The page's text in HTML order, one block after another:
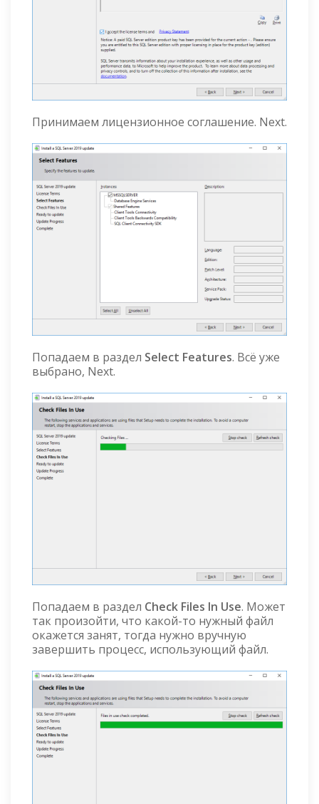
Принимаем лицензионное соглашение. Next.
Попадаем в раздел Select Features. Всё уже
выбрано, Next.
Попадаем в раздел Check Files In Use. Может
так произойти, что какой-то нужный файл
окажется занят, тогда нужно вручную
завершить процесс, использующий файл.